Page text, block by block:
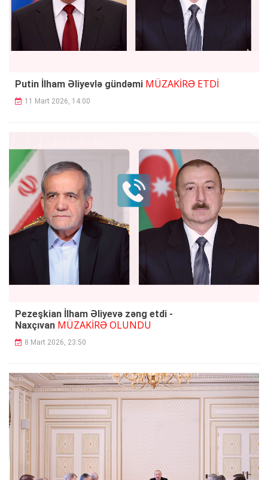
Putin İlham Əliyevlə gündəmi MÜZAKİRƏ ETDİ
11 Mart 2026, 14:00
Pezeşkian İlham Əliyevə zəng etdi -
Naxçıvan MÜZAKİRƏ OLUNDU
8 Mart 2026, 23:50